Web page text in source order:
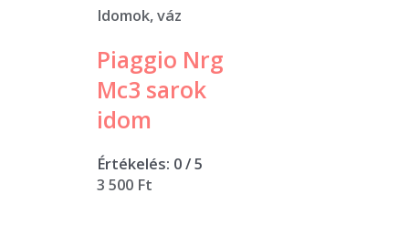
Idomok, váz
Piaggio Nrg
Mc3 sarok
idom
Értékelés: 0/ 5
3 500 Ft